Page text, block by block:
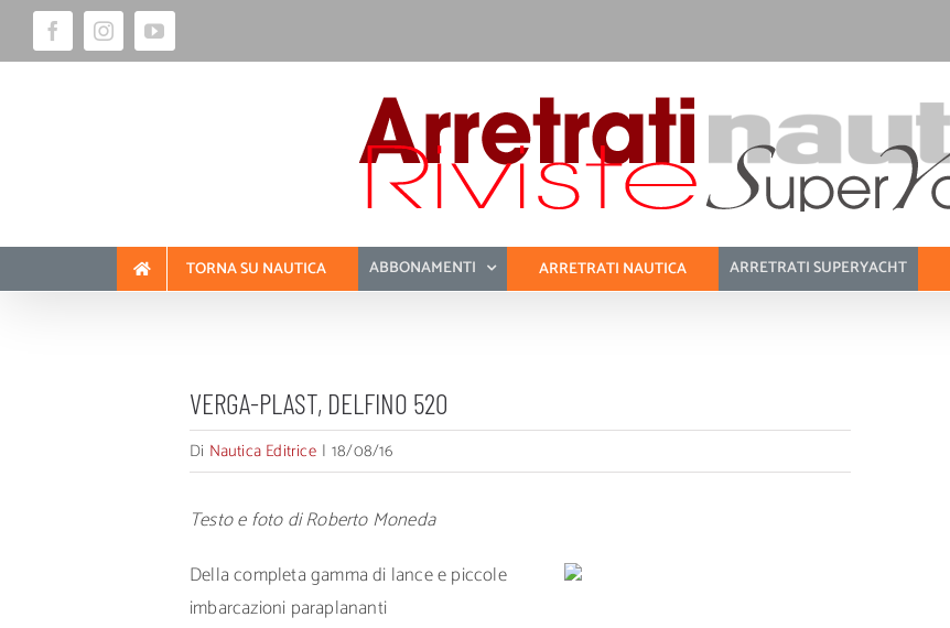
Salta
FacebookInstagramYouTube
TORNA SU NAUTICA ABBONAMENTI ARRETRATI NAUTICA ARRETRATI SUPERYACHT
VERGA-PLAST, DELFINO 520
Di Nautica Editrice | 18/08/16
Testo e foto di Roberto Moneda
Della completa gamma di lance e piccole
imbarcazioni paraplananti